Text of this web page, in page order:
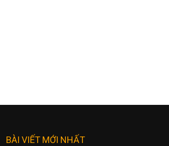
BÀI VIẾT MỚI NHẤT